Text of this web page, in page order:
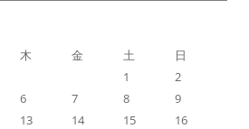
木 金 土
日
1
2
6 7 8
9
13 14 15
16